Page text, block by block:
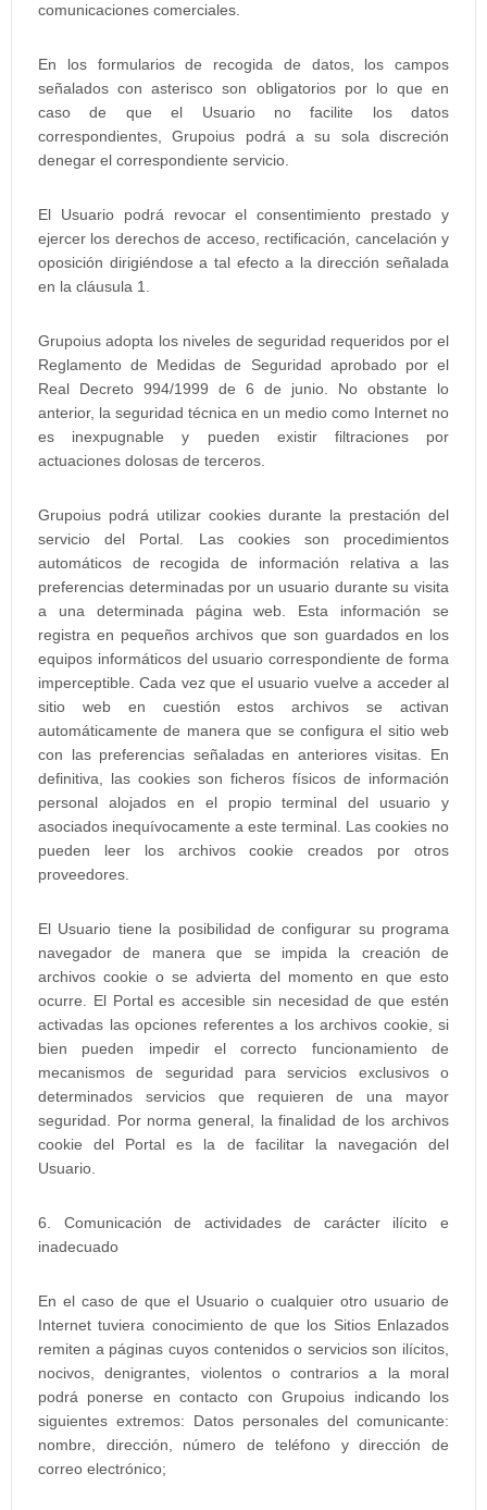
comunicaciones comerciales.
En los formularios de recogida de datos, los campos
señalados con asterisco son obligatorios por lo que en
caso de que el Usuario no facilite los datos
correspondientes, Grupoius podrá a su sola discreción
denegar el correspondiente servicio.
El Usuario podrá revocar el consentimiento prestado y
ejercer los derechos de acceso, rectificación, cancelación y
oposición dirigiéndose a tal efecto a la dirección señalada
en la cláusula 1.
Grupoius adopta los niveles de seguridad requeridos por el
Reglamento de Medidas de Seguridad aprobado por el
Real Decreto 994/1999 de 6 de junio. No obstante lo
anterior, la seguridad técnica en un medio como Internet no
es inexpugnable y pueden existir filtraciones por
actuaciones dolosas de terceros.
Grupoius podrá utilizar cookies durante la prestación del
servicio del Portal. Las cookies son procedimientos
automáticos de recogida de información relativa a las
preferencias determinadas por un usuario durante su visita
a una determinada página web. Esta información se
registra en pequeños archivos que son guardados en los
equipos informáticos del usuario correspondiente de forma
imperceptible. Cada vez que el usuario vuelve a acceder al
sitio web en cuestión estos archivos se activan
automáticamente de manera que se configura el sitio web
con las preferencias señaladas en anteriores visitas. En
definitiva, las cookies son ficheros físicos de información
personal alojados en el propio terminal del usuario y
asociados inequívocamente a este terminal. Las cookies no
pueden leer los archivos cookie creados por otros
proveedores.
El Usuario tiene la posibilidad de configurar su programa
navegador de manera que se impida la creación de
archivos cookie o se advierta del momento en que esto
ocurre. El Portal es accesible sin necesidad de que estén
activadas las opciones referentes a los archivos cookie, si
bien pueden impedir el correcto funcionamiento de
mecanismos de seguridad para servicios exclusivos o
determinados servicios que requieren de una mayor
seguridad. Por norma general, la finalidad de los archivos
cookie del Portal es la de facilitar la navegación del
Usuario.
6. Comunicación de actividades de carácter ilícito e
inadecuado
En el caso de que el Usuario o cualquier otro usuario de
Internet tuviera conocimiento de que los Sitios Enlazados
remiten a páginas cuyos contenidos o servicios son ilícitos,
nocivos, denigrantes, violentos o contrarios a la moral
podrá ponerse en contacto con Grupoius indicando los
siguientes extremos: Datos personales del comunicante:
nombre, dirección, número de teléfono y dirección de
correo electrónico;